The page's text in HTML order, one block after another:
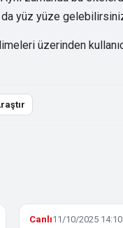
yüz yüze
üzerinden
Canlı11/10/2025 14:10